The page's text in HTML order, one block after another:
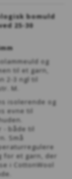
bomuld
25-30
og
til et garn,
2-3 ngl til
M.
isolerende og
evne til
- både til
Små
for et garn, der
i CottonWool